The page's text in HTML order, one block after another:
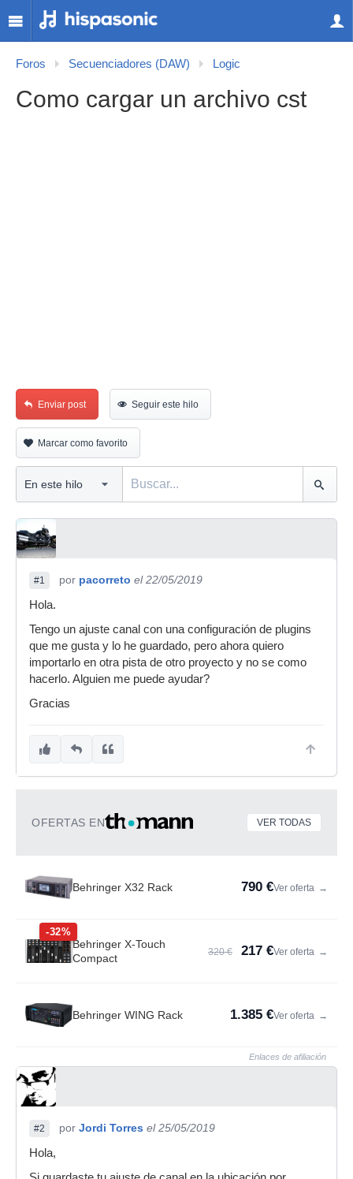
Foros Secuenciadores (DAW) Logic
Como cargar un archivo cst
Enviar post Seguir este hilo
Marcar como favorito
#1 por pacorreto el 22/05/2019
Hola.
Tengo un ajuste canal con una configuración de plugins
que me gusta y lo he guardado, pero ahora quiero
importarlo en otra pista de otro proyecto y no se como
hacerlo. Alguien me puede ayudar?
Gracias
OFERTAS EN VER TODAS
Behringer X32 Rack 790 €Ver oferta →
-32%
Behringer X-Touch
Compact
320 € 217 €Ver oferta →
Behringer WING Rack 1.385 €Ver oferta →
Enlaces de afiliación
#2 por Jordi Torres el 25/05/2019
Hola,